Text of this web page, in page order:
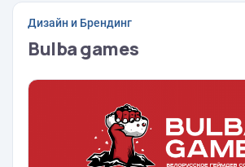
Дизайн и Брендинг
Bulba games